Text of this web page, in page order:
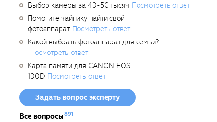
Выбор камеры за 40-50 тысяч Посмотреть ответ
Помогите чайнику найти свой
фотоаппарат Посмотреть ответ
Какой выбрать фотоаппарат для семьи?
Посмотреть ответ
Карта памяти для CANON EOS
100D Посмотреть ответ
Задать вопрос эксперту
Все вопросы891